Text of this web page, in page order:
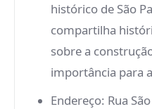
histórico de São
compartilha
sobre a
importância para
Endereço: Rua